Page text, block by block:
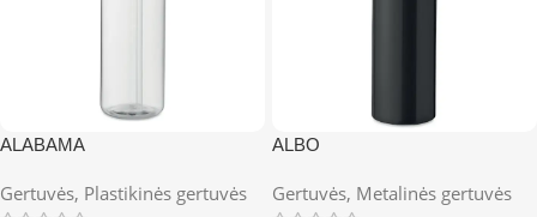
ALABAMA
Gertuvės, Plastikinės gertuvės
ALBO
Gertuvės, Metalinės gertuvės